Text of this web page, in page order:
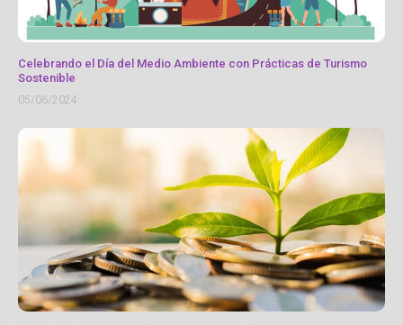
Celebrando el Día del Medio Ambiente con Prácticas de Turismo
Sostenible
05/06/2024